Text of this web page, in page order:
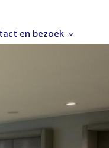
en bezoek